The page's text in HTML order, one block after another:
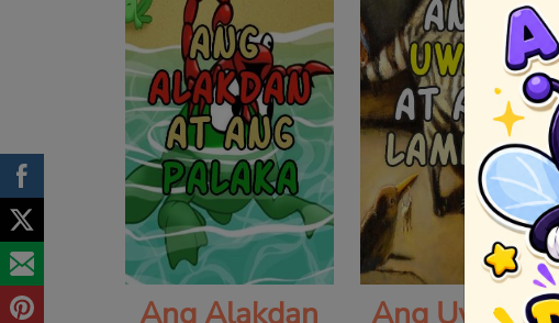
Ang Alakdan
Ang Uwak At